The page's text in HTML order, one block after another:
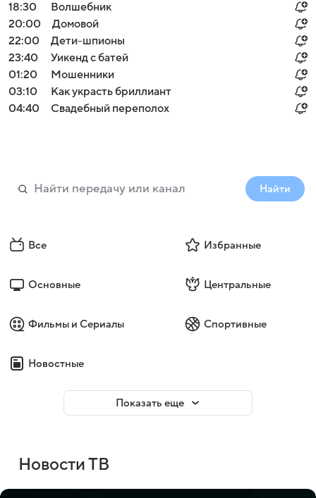
18:30
Волшебник
20:00
Домовой
22:00
Дети-шпионы
23:40
Уикенд с батей
01:20
Мошенники
03:10
Как украсть бриллиант
04:40
Свадебный переполох
Найти
Все Избранные
Основные Центральные
Фильмы и Сериалы Спортивные
Новостные
Показать еще
Новости ТВ